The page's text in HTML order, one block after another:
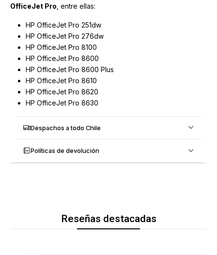
OfficeJet Pro , entre ellas:
HP OfficeJet Pro 251dw
HP OfficeJet Pro 276dw
HP OfficeJet Pro 8100
HP OfficeJet Pro 8600
HP OfficeJet Pro 8600 Plus
HP OfficeJet Pro 8610
HP OfficeJet Pro 8620
HP OfficeJet Pro 8630
Despachos a todo Chile
Políticas de devolución
Reseñas destacadas